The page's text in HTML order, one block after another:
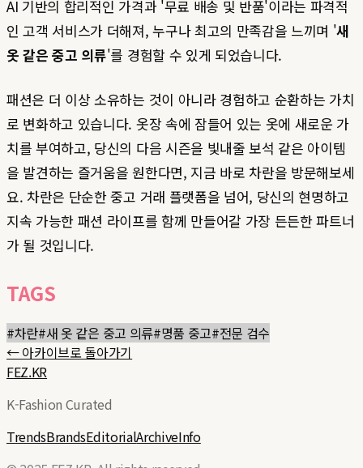
AI 기반의 합리적인 가격과 '무료 배송 및 반품'이라는 파격적
인 고객 서비스가 더해져, 누구나 최고의 만족감을 느끼며 '새
옷 같은 중고 의류'를 경험할 수 있게 되었습니다.
패션은 더 이상 소유하는 것이 아니라 경험하고 순환하는 가치
로 변화하고 있습니다. 옷장 속에 잠들어 있는 옷에 새로운 가
치를 부여하고, 당신의 다음 시즌을 빛내줄 보석 같은 아이템
을 발견하는 즐거움을 원한다면, 지금 바로 차란을 방문해보세
요. 차란은 단순한 중고 거래 플랫폼을 넘어, 당신의 현명하고
지속 가능한 패션 라이프를 함께 만들어갈 가장 든든한 파트너
가 될 것입니다.
TAGS
#차란#새 옷 같은 중고 의류#명품 중고#전문 검수
← 아카이브로 돌아가기
FEZ.KR
K-Fashion Curated
TrendsBrandsEditorialArchiveInfo